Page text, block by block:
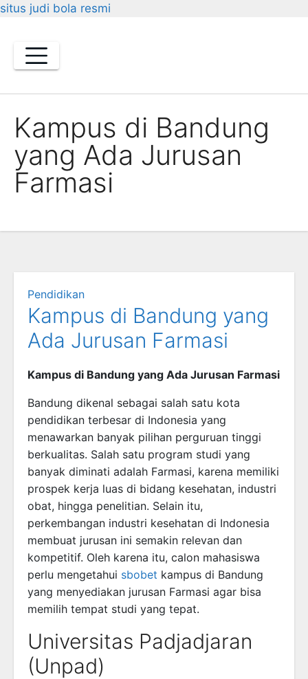
situs judi bola resmi
content
Kampus di Bandung
yang Ada Jurusan
Farmasi
Pendidikan
Kampus di Bandung yang
Ada Jurusan Farmasi
Kampus di Bandung yang Ada Jurusan Farmasi
Bandung dikenal sebagai salah satu kota
pendidikan terbesar di Indonesia yang
menawarkan banyak pilihan perguruan tinggi
berkualitas. Salah satu program studi yang
banyak diminati adalah Farmasi, karena memiliki
prospek kerja luas di bidang kesehatan, industri
obat, hingga penelitian. Selain itu,
perkembangan industri kesehatan di Indonesia
membuat jurusan ini semakin relevan dan
kompetitif. Oleh karena itu, calon mahasiswa
perlu mengetahui sbobet kampus di Bandung
yang menyediakan jurusan Farmasi agar bisa
memilih tempat studi yang tepat.
Universitas Padjadjaran
(Unpad)